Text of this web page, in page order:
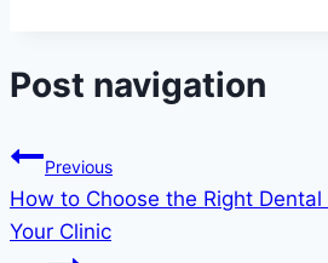
Post navigation
Previous
How to Choose the Right
Your Clinic